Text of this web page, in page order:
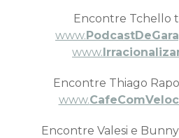
Encontre Tchello
www.
www.
Encontre Thiago
www.
Encontre Valesi e